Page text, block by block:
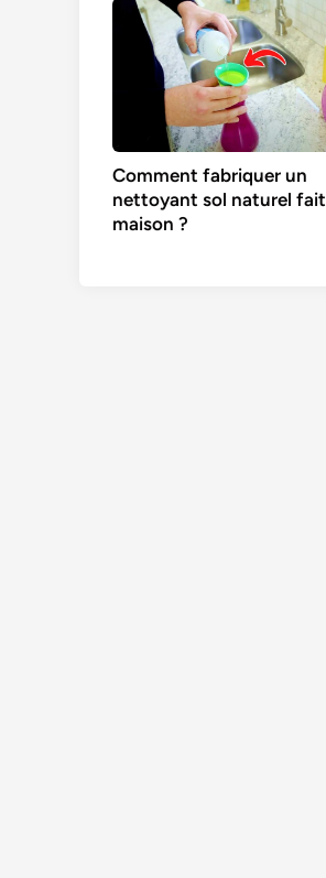
Comment fabriquer un
nettoyant sol naturel fait
maison ?